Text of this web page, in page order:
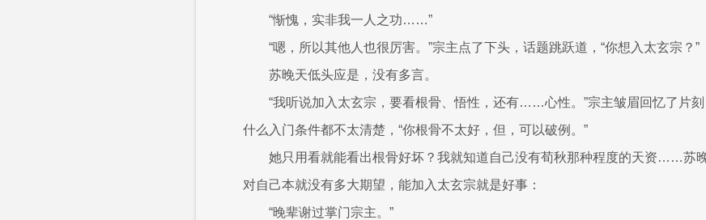
“惭愧，实非我一人之功……”
“嗯，所以其他人也很厉害。”宗主点了下头，话题跳跃道，“你想入太玄宗？”
苏晚天低头应是，没有多言。
“我听说加入太玄宗，要看根骨、悟性，还有……心性。”宗主皱眉回忆了片
什么入门条件都不太清楚，“你根骨不太好，但，可以破例。”
她只用看就能看出根骨好坏？我就知道自己没有荀秋那种程度的天资……苏
对自己本就没有多大期望，能加入太玄宗就是好事：
“晚辈谢过掌门宗主。”